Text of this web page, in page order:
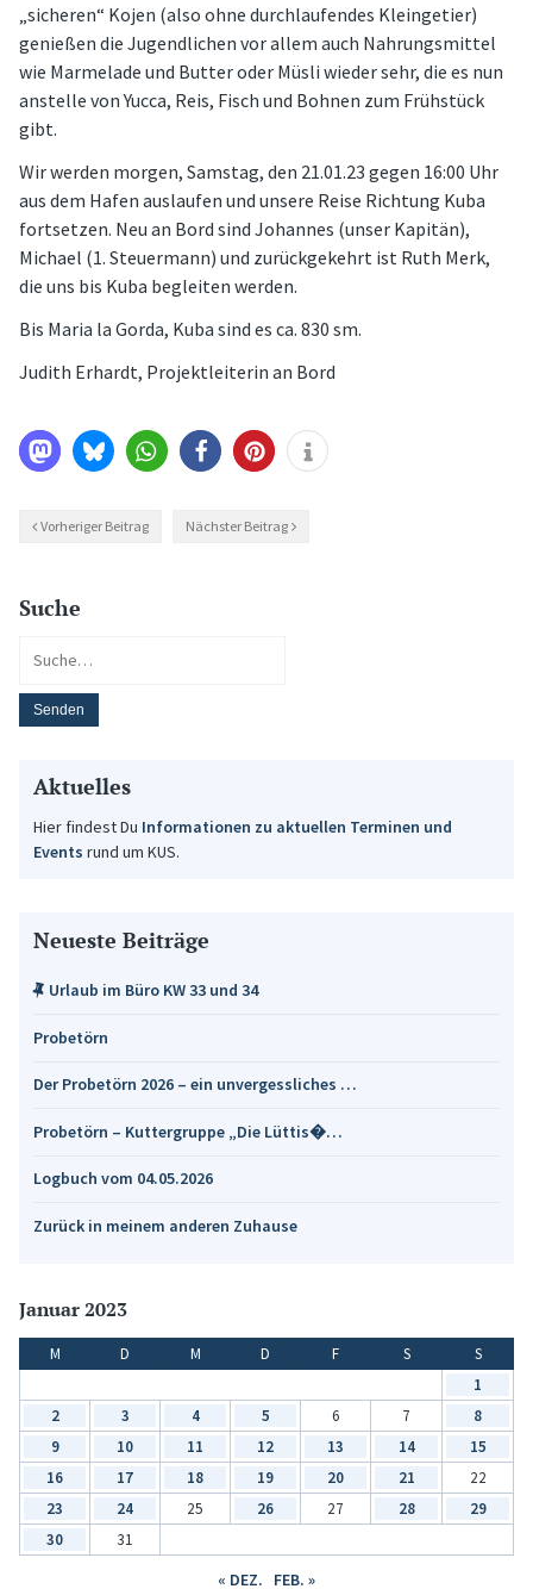
„sicheren“ Kojen (also ohne durchlaufendes Kleingetier)
genießen die Jugendlichen vor allem auch Nahrungsmittel
wie Marmelade und Butter oder Müsli wieder sehr, die es nun
anstelle von Yucca, Reis, Fisch und Bohnen zum Frühstück
gibt.
Wir werden morgen, Samstag, den 21.01.23 gegen 16:00 Uhr
aus dem Hafen auslaufen und unsere Reise Richtung Kuba
fortsetzen. Neu an Bord sind Johannes (unser Kapitän),
Michael (1. Steuermann) und zurückgekehrt ist Ruth Merk,
die uns bis Kuba begleiten werden.
Bis Maria la Gorda, Kuba sind es ca. 830 sm.
Judith Erhardt, Projektleiterin an Bord
Vorheriger Beitrag Nächster Beitrag
Suche
Aktuelles
Hier findest Du Informationen zu aktuellen Terminen und
Events rund um KUS.
Neueste Beiträge
Urlaub im Büro KW 33 und 34
Probetörn
Der Probetörn 2026 – ein unvergessliches …
Probetörn – Kuttergruppe „Die Lüttis�…
Logbuch vom 04.05.2026
Zurück in meinem anderen Zuhause
Januar 2023
M D M D F S
S
1
2
3 4 5 6 7
8
9
10 11 12 13 14
15
16
17 18 19 20 21
22
23
24 25 26 27 28
29
30
31
« DEZ. FEB. »